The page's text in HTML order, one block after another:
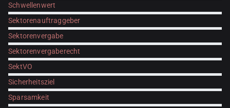
Schwellenwert
Sektorenauftraggeber
Sektorenvergabe
Sektorenvergaberecht
SektVO
Sicherheitsziel
Sparsamkeit